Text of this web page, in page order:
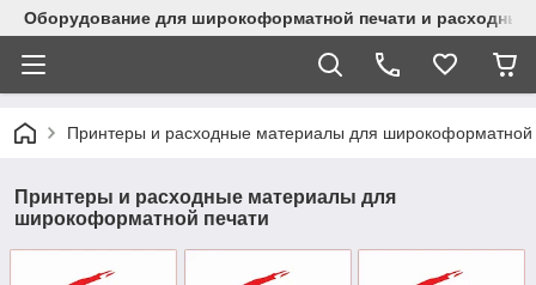
Оборудование для широкоформатной печати и
Принтеры и расходные материалы для широкоформатной
Принтеры и расходные материалы для
широкоформатной печати